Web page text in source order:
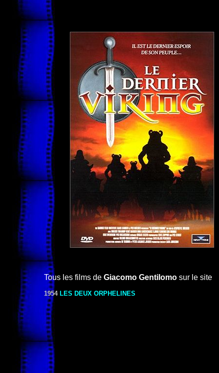
Tous les films de Giacomo Gentilomo sur le site
1954 LES DEUX ORPHELINES